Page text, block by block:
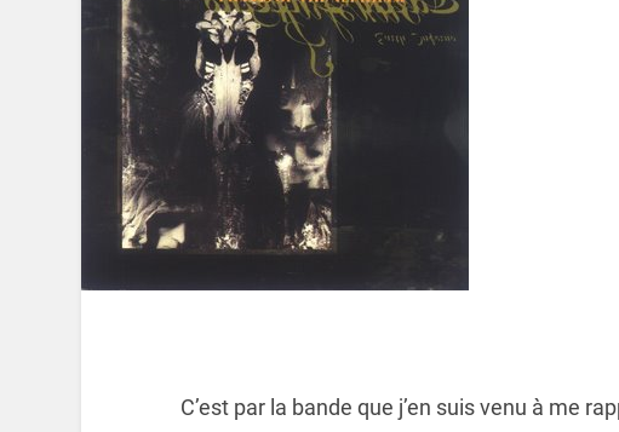
C’est par la bande que j’en suis venu à me